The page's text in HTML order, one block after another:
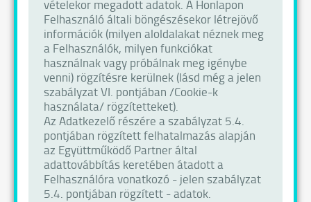
vételekor megadott adatok. A Honlapon
Felhasználó általi böngészésekor létrejövő
információk (milyen aloldalakat néznek meg
a Felhasználók, milyen funkciókat
használnak vagy próbálnak meg igénybe
venni) rögzítésre kerülnek (lásd még a jelen
szabályzat VI. pontjában /Cookie-k
használata/ rögzítetteket).
Az Adatkezelő részére a szabályzat 5.4.
pontjában rögzített felhatalmazás alapján
az Együttműködő Partner által
adattovábbítás keretében átadott a
Felhasználóra vonatkozó - jelen szabályzat
5.4. pontjában rögzített - adatok.